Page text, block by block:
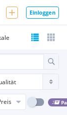
Einloggen